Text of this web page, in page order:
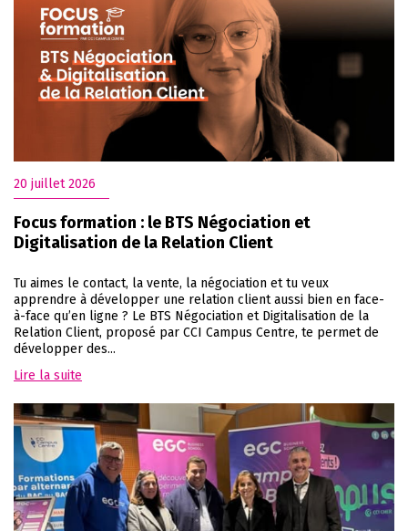
20 juillet 2026
Focus formation : le BTS Négociation et
Digitalisation de la Relation Client
Tu aimes le contact, la vente, la négociation et tu veux
apprendre à développer une relation client aussi bien en face-
à-face qu’en ligne ? Le BTS Négociation et Digitalisation de la
Relation Client, proposé par CCI Campus Centre, te permet de
développer des...
Lire la suite